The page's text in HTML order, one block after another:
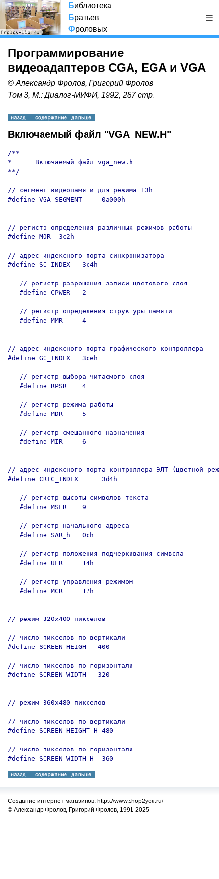
Библиотека
Братьев
Фроловых
Программирование
видеоадаптеров CGA, EGA и VGA
© Александр Фролов, Григорий Фролов
Том 3, М.: Диалог-МИФИ, 1992, 287 стр.
Включаемый файл "VGA_NEW.H"
/**
*      Включаемый файл vga_new.h
**/
// сегмент видеопамяти для режима 13h
#define VGA_SEGMENT     0a000h
// регистр определения различных режимов работы
#define MOR  3c2h
// адрес индексного порта синхронизатора
#define SC_INDEX   3c4h
   // регистр разрешения записи цветового слоя
   #define CPWER   2
   // регистр определения структуры памяти
   #define MMR     4
// адрес индексного порта графического контроллера
#define GC_INDEX   3ceh
   // регистр выбора читаемого слоя
   #define RPSR    4
   // регистр режима работы
   #define MDR     5
   // регистр смешанного назначения
   #define MIR     6
// адрес индексного порта контроллера ЭЛТ (цветной
#define CRTC_INDEX      3d4h
   // регистр высоты символов текста
   #define MSLR    9
   // регистр начального адреса
   #define SAR_h   0ch
   // регистр положения подчеркивания символа
   #define ULR     14h
   // регистр управления режимом
   #define MCR     17h
// режим 320х400 пикселов
// число пикселов по вертикали
#define SCREEN_HEIGHT  400
// число пикселов по горизонтали
#define SCREEN_WIDTH   320
// режим 360х480 пикселов
// число пикселов по вертикали
#define SCREEN_HEIGHT_H 480
// число пикселов по горизонтали
#define SCREEN_WIDTH_H  360
Создание интернет-магазинов: https://www.shop2you.ru/
© Александр Фролов, Григорий Фролов, 1991-2025